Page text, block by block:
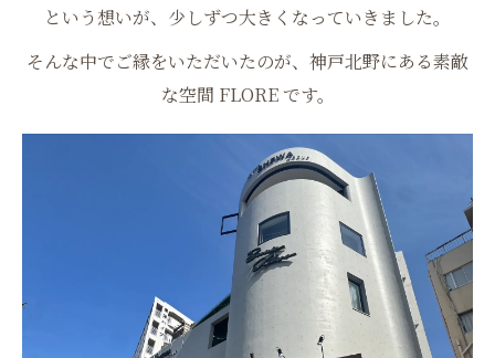
という想いが、少しずつ大きくなっていきました。
そんな中でご縁をいただいたのが、神戸北野にある素敵
な空間 FLORE です。